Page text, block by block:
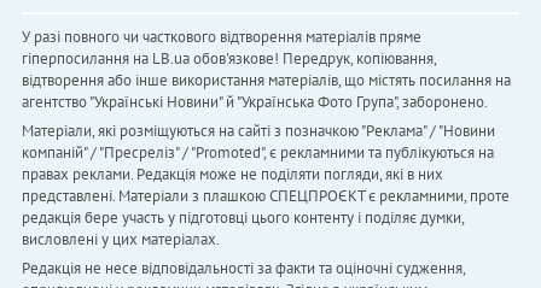
У разі повного чи часткового відтворення матеріалів пряме
гіперпосилання на LB.ua обов'язкове! Передрук, копіювання,
відтворення або інше використання матеріалів, що містять посилання на
агентство "Українськi Новини" й "Українська Фото Група", заборонено.
Матеріали, які розміщуються на сайті з позначкою "Реклама" / "Новини
компаній" / "Пресреліз" / "Promoted", є рекламними та публікуються на
правах реклами. Редакція може не поділяти погляди, які в них
представлені. Матеріали з плашкою СПЕЦПРОЄКТ є рекламними, проте
редакція бере участь у підготовці цього контенту і поділяє думки,
висловлені у цих матеріалах.
Редакція не несе відповідальності за факти та оціночні судження,